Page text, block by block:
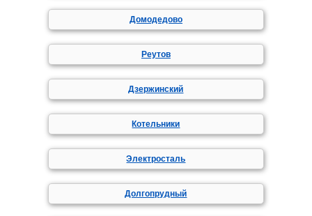
Домодедово
Реутов
Дзержинский
Котельники
Электросталь
Долгопрудный